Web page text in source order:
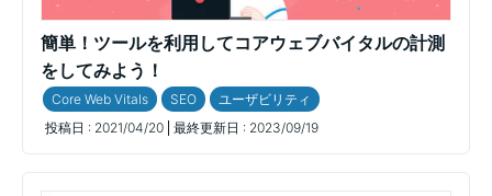
簡単！ツールを利用してコアウェブバイタルの計測
をしてみよう！
Core Web Vitals SEO
ユーザビリティ
投稿日 : 2021/04/20 最終更新日 : 2023/09/19